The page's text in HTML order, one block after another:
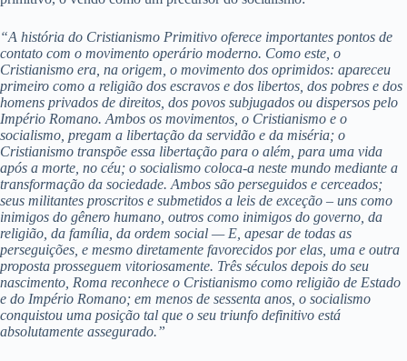
“A história do Cristianismo Primitivo oferece importantes pontos de
contato com o movimento operário moderno. Como este, o
Cristianismo era, na origem, o movimento dos oprimidos: apareceu
primeiro como a religião dos escravos e dos libertos, dos pobres e dos
homens privados de direitos, dos povos subjugados ou dispersos pelo
Império Romano. Ambos os movimentos, o Cristianismo e o
socialismo, pregam a libertação da servidão e da miséria; o
Cristianismo transpõe essa libertação para o além, para uma vida
após a morte, no céu; o socialismo coloca-a neste mundo mediante a
transformação da sociedade. Ambos são perseguidos e cerceados;
seus militantes proscritos e submetidos a leis de exceção – uns como
inimigos do gênero humano, outros como inimigos do governo, da
religião, da família, da ordem social — E, apesar de todas as
perseguições, e mesmo diretamente favorecidos por elas, uma e outra
proposta prosseguem vitoriosamente. Três séculos depois do seu
nascimento, Roma reconhece o Cristianismo como religião de Estado
e do Império Romano; em menos de sessenta anos, o socialismo
conquistou uma posição tal que o seu triunfo definitivo está
absolutamente assegurado.”